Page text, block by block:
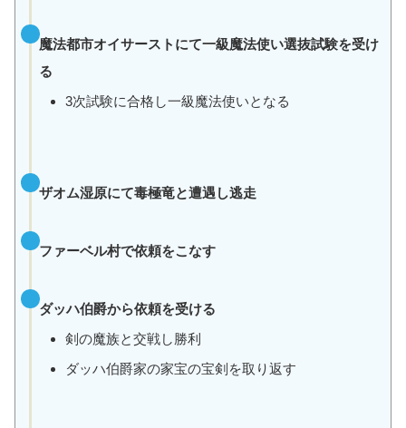
魔法都市オイサーストにて一級魔法使い選抜試験を受け
る
3次試験に合格し一級魔法使いとなる
ザオム湿原にて毒極竜と遭遇し逃走
ファーベル村で依頼をこなす
ダッハ伯爵から依頼を受ける
剣の魔族と交戦し勝利
ダッハ伯爵家の家宝の宝剣を取り返す